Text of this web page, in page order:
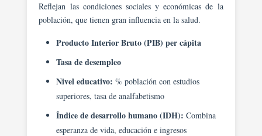
Reflejan las condiciones sociales y económicas de la
población, que tienen gran influencia en la salud.
Producto Interior Bruto (PIB) per cápita
Tasa de desempleo
Nivel educativo: % población con estudios
superiores, tasa de analfabetismo
Índice de desarrollo humano (IDH): Combina
esperanza de vida, educación e ingresos